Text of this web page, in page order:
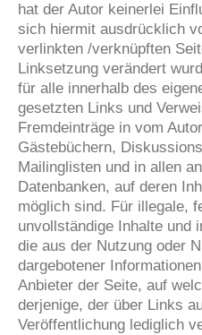
hat der Autor keinerlei
sich hiermit ausdrücklich
verlinkten /verknüpften
Linksetzung verändert
für alle innerhalb des
gesetzten Links und
Fremdeinträge in vom
Gästebüchern,
Mailinglisten und in allen
Datenbanken, auf deren
möglich sind. Für illegale,
unvollständige Inhalte und
die aus der Nutzung oder
dargebotener
Anbieter der Seite, auf
derjenige, der über Links
Veröffentlichung lediglich